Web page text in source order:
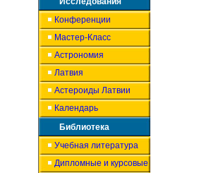
Конференции
Мастер-Класс
Астрономия
Латвия
Астероиды Латвии
Календарь
Библиотека
Учебная литература
Дипломные и курсовые